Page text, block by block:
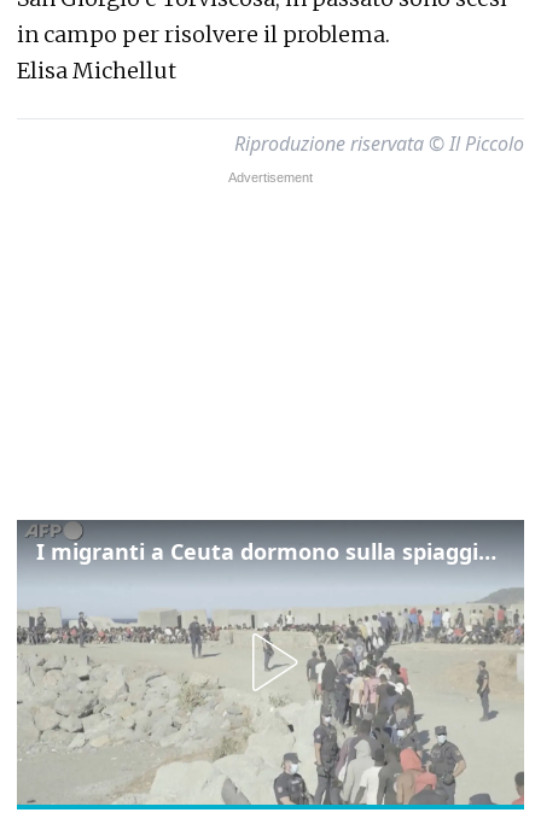
in campo per risolvere il problema.
Elisa Michellut
Riproduzione riservata © Il Piccolo
I migranti a Ceuta dormono sulla spiaggia: "Vogliamo entrare in Europa"